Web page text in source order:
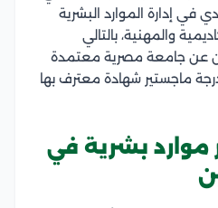
في إدارة الموارد البشرية
والمهنية، بالتالي
عن جامعة مصرية معتمدة
ماجستير شهادة معترف بها
موارد بشرية في